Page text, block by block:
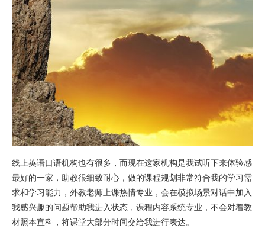
线上英语口语机构也有很多，而现在这家机构是我试听下来体验感
最好的一家，助教很细致耐心，做的课程规划非常符合我的学习需
求和学习能力，外教老师上课热情专业，会在模拟场景对话中加入
我感兴趣的问题帮助我进入状态，课程内容系统专业，不会对着教
材照本宣科，将课堂大部分时间交给我进行表达。